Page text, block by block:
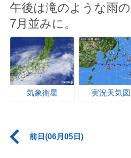
午後は滝のような雨
7月並みに。
気象衛星 実況天気図
前日(06月05日)